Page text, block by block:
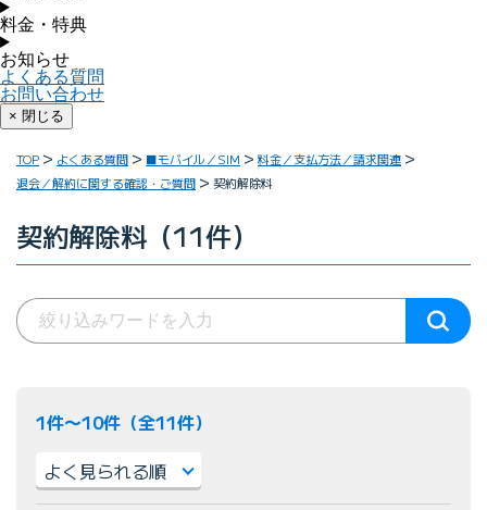
料金・特典
お知らせ
よくある質問
お問い合わせ
× 閉じる
TOP よくある質問 ■モバイル／SIM
料金／支払方法／請求関連
退会／解約に関する確認・ご質問
契約解除料
契約解除料（11件）
1件〜10件（全11件）